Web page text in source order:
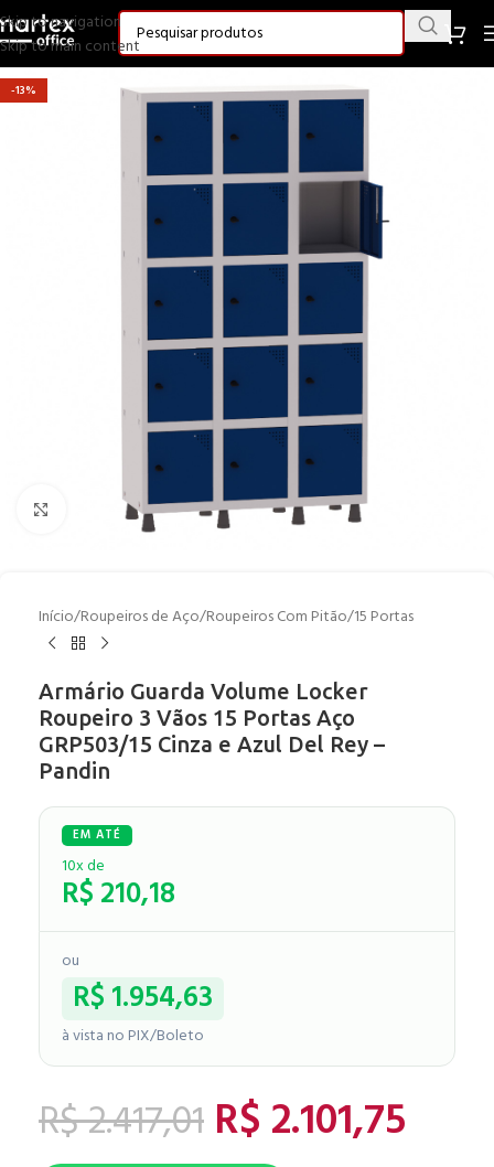
Skip to navigation
Skip to main content
-13%
Clique para ampliar
Início/Roupeiros de Aço/Roupeiros Com Pitão/15 Portas
Armário Guarda Volume Locker
Roupeiro 3 Vãos 15 Portas Aço
GRP503/15 Cinza e Azul Del Rey –
Pandin
10x de
R$210,18
ou
R$1.954,63
à vista no PIX/Boleto
R$2.417,01 R$2.101,75